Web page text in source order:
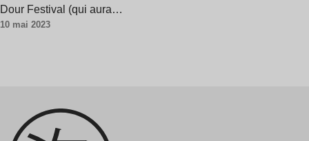
Dour Festival (qui aura…
10 mai 2023